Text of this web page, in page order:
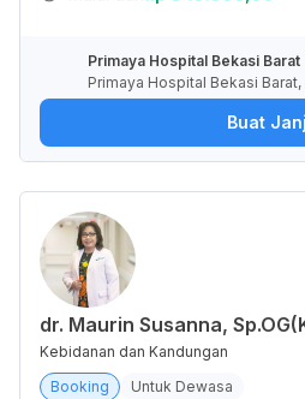
Primaya Hospital Bekasi Barat
Primaya Hospital Bekasi
1/RW.009, Kayuringin Jaya,
Buat
dr. Maurin Susanna,
Kebidanan dan Kandungan
Booking
Untuk Dewasa